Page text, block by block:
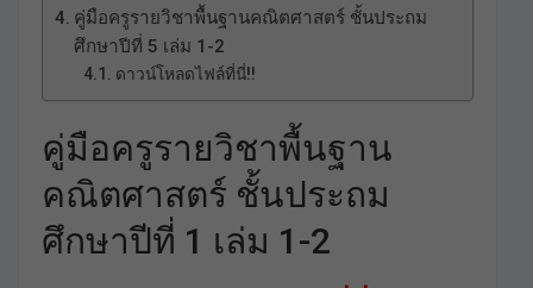
คู่มือครูรายวิชาพื้นฐานคณิตศาสตร์ ชั้นประถม
ศึกษาปีที่ 5 เล่ม 1-2
ดาวน์โหลดไฟล์ที่นี่!!
คู่มือครูรายวิชาพื้นฐาน
คณิตศาสตร์ ชั้นประถม
ศึกษาปีที่ 1 เล่ม 1-2